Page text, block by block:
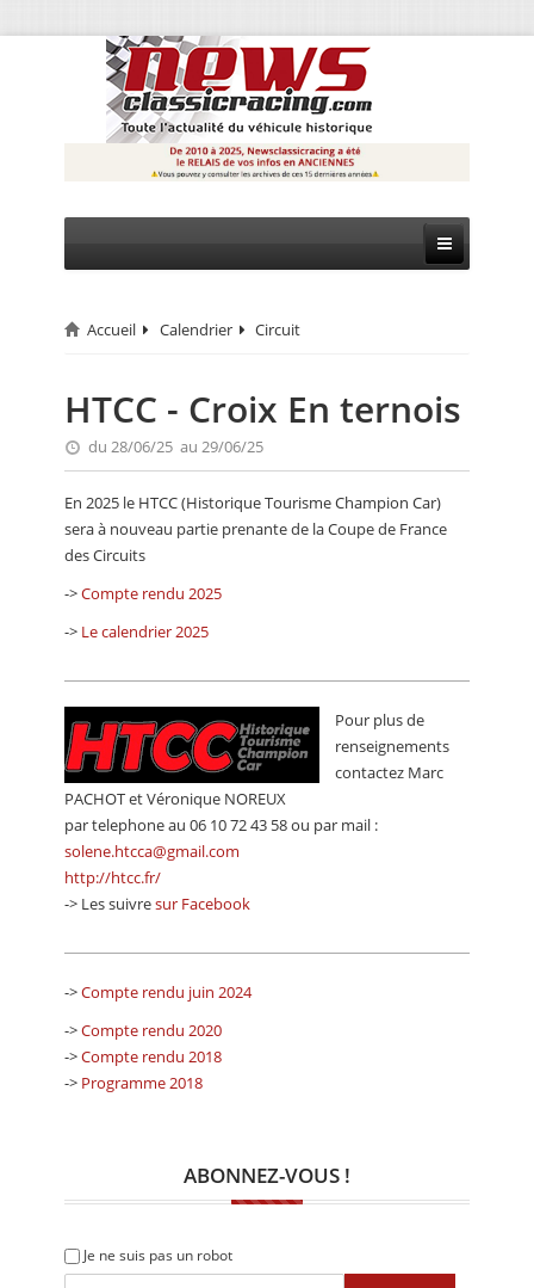
CIRCUIT
RALLYE
MONTAGNE
EVÈNEMENTS
FOCUS
VIDEO
PETITES ANNONCES
Accueil Calendrier Circuit
HTCC - Croix En ternois
du 28/06/25 au 29/06/25
En 2025 le HTCC (Historique Tourisme Champion Car)
sera à nouveau partie prenante de la Coupe de France
des Circuits
->Compte rendu 2025
-> Le calendrier 2025
Pour plus de
renseignements
contactez Marc
PACHOT et Véronique NOREUX
par telephone au 06 10 72 43 58 ou par mail :
solene.htcca@gmail.com
http://htcc.fr/
-> Les suivresur Facebook
->Compte rendu juin 2024
->Compte rendu 2020
->Compte rendu 2018
-> Programme 2018
ABONNEZ-VOUS !
Je ne suis pas un robot